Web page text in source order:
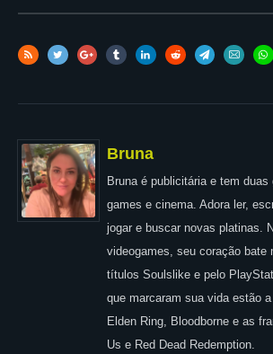
Bruna
Bruna é publicitária e tem duas
games e cinema. Adora ler,
jogar e buscar novas platinas.
videogames, seu coração bate
títulos Soulslike e pelo
que marcaram sua vida estão
Elden Ring, Bloodborne e as
Us e Red Dead Redemption.